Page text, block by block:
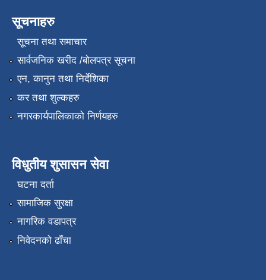
सूचनाहरु
सूचना तथा समाचार
सार्वजनिक खरीद /बोलपत्र सूचना
एन, कानुन तथा निर्देशिका
कर तथा शुल्कहरु
नगरकार्यपालिकाको निर्णयहरु
विधुतीय शुसासन सेवा
घटना दर्ता
सामाजिक सुरक्षा
नागरिक वडापत्र
निवेदनको ढाँचा